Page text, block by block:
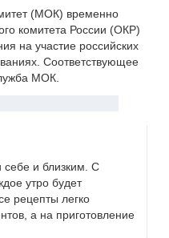
(МОК) временно
комитета России (ОКР)
на участие российских
Соответствующее
МОК.
себе и близким. С
утро будет
рецепты легко
а на приготовление